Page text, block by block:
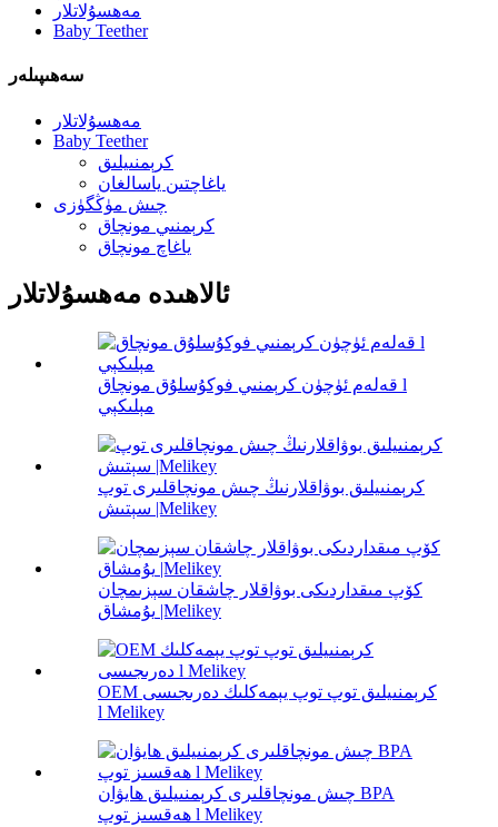
مەھسۇلاتلار
Baby Teether
سەھىپىلەر
مەھسۇلاتلار
Baby Teether
كرېمنىيلىق
ياغاچتىن ياسالغان
چىش مۈڭگۈزى
كرېمنىي مونچاق
ياغاچ مونچاق
ئالاھىدە مەھسۇلاتلار
قەلەم ئۈچۈن كرېمنىي فوكۇسلۇق مونچاق l
مېلىكېي
كرېمنىيلىق بوۋاقلارنىڭ چىش مونچاقلىرى توپ
سېتىش |Melikey
كۆپ مىقداردىكى بوۋاقلار چاشقان سېزىمچان
يۇمشاق |Melikey
OEM كرېمنىيلىق توپ توپ يېمەكلىك دەرىجىسى
l Melikey
چىش مونچاقلىرى كرېمنىيلىق ھايۋان BPA
ھەقسىز توپ l Melikey